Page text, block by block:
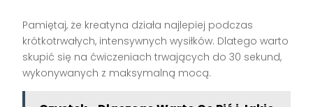
Pamiętaj, że kreatyna działa najlepiej podczas
krótkotrwałych, intensywnych wysiłków. Dlatego warto
skupić się na ćwiczeniach trwających do 30 sekund,
wykonywanych z maksymalną mocą.